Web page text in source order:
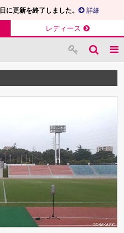
に更新を終了しました。 詳細
レディース